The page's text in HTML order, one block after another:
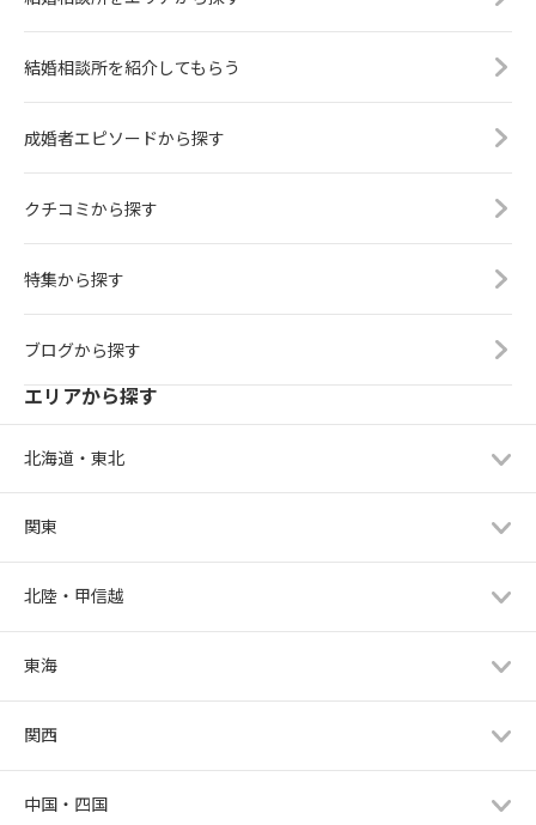
結婚相談所を紹介してもらう
成婚者エピソードから探す
クチコミから探す
特集から探す
ブログから探す
エリアから探す
北海道・東北
関東
北陸・甲信越
東海
関西
中国・四国